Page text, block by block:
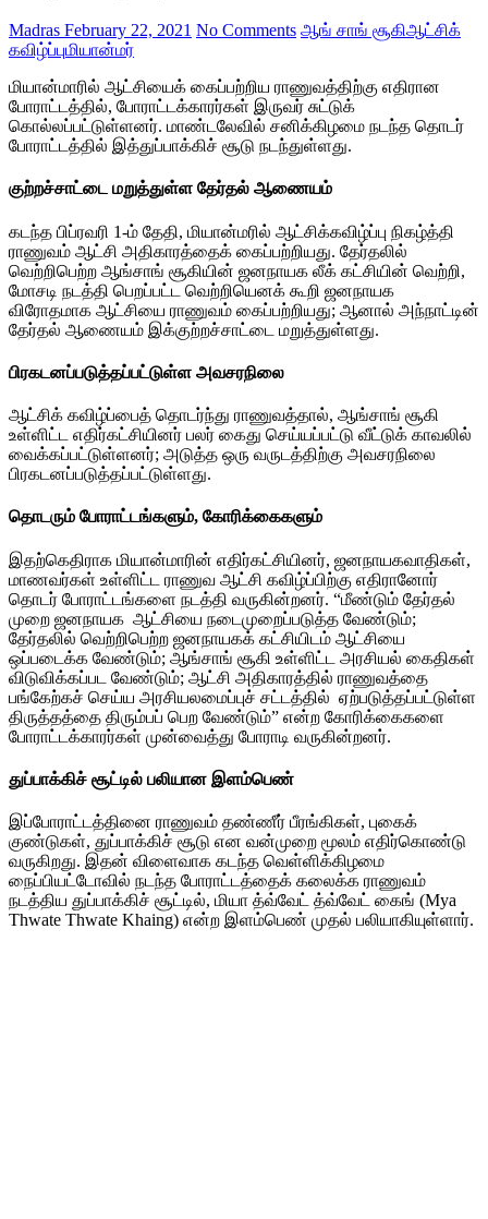
Madras February 22, 2021 No Comments ஆங் சாங் சூகிஆட்சிக்
கவிழ்ப்புமியான்மர்
மியான்மாரில் ஆட்சியைக் கைப்பற்றிய ராணுவத்திற்கு எதிரான
போராட்டத்தில், போராட்டக்காரர்கள் இருவர் சுட்டுக்
கொல்லப்பட்டுள்ளனர். மாண்டலேவில் சனிக்கிழமை நடந்த தொடர்
போராட்டத்தில் இத்துப்பாக்கிச் சூடு நடந்துள்ளது.
குற்றச்சாட்டை மறுத்துள்ள தேர்தல் ஆணையம்
கடந்த பிப்ரவரி 1-ம் தேதி, மியான்மரில் ஆட்சிக்கவிழ்ப்பு நிகழ்த்தி
ராணுவம் ஆட்சி அதிகாரத்தைக் கைப்பற்றியது. தேர்தலில்
வெற்றிபெற்ற ஆங்சாங் சூகியின் ஜனநாயக லீக் கட்சியின் வெற்றி,
மோசடி நடத்தி பெறப்பட்ட வெற்றியெனக் கூறி ஜனநாயக
விரோதமாக ஆட்சியை ராணுவம் கைப்பற்றியது; ஆனால் அந்நாட்டின்
தேர்தல் ஆணையம் இக்குற்றச்சாட்டை மறுத்துள்ளது.
பிரகடனப்படுத்தப்பட்டுள்ள அவசரநிலை
ஆட்சிக் கவிழ்ப்பைத் தொடர்ந்து ராணுவத்தால், ஆங்சாங் சூகி
உள்ளிட்ட எதிர்கட்சியினர் பலர் கைது செய்யப்பட்டு வீட்டுக் காவலில்
வைக்கப்பட்டுள்ளனர்; அடுத்த ஒரு வருடத்திற்கு அவசரநிலை
பிரகடனப்படுத்தப்பட்டுள்ளது.
தொடரும் போராட்டங்களும், கோரிக்கைகளும்
இதற்கெதிராக மியான்மாரின் எதிர்கட்சியினர், ஜனநாயகவாதிகள்,
மாணவர்கள் உள்ளிட்ட ராணுவ ஆட்சி கவிழ்ப்பிற்கு எதிரானோர்
தொடர் போராட்டங்களை நடத்தி வருகின்றனர். “மீண்டும் தேர்தல்
முறை ஜனநாயக ஆட்சியை நடைமுறைப்படுத்த வேண்டும்;
தேர்தலில் வெற்றிபெற்ற ஜனநாயகக் கட்சியிடம் ஆட்சியை
ஒப்படைக்க வேண்டும்; ஆங்சாங் சூகி உள்ளிட்ட அரசியல் கைதிகள்
விடுவிக்கப்பட வேண்டும்; ஆட்சி அதிகாரத்தில் ராணுவத்தை
பங்கேற்கச் செய்ய அரசியலமைப்புச் சட்டத்தில் ஏற்படுத்தப்பட்டுள்ள
திருத்தத்தை திரும்பப் பெற வேண்டும்” என்ற கோரிக்கைகளை
போராட்டக்காரர்கள் முன்வைத்து போராடி வருகின்றனர்.
துப்பாக்கிச் சூட்டில் பலியான இளம்பெண்
இப்போராட்டத்தினை ராணுவம் தண்ணீர் பீரங்கிகள், புகைக்
குண்டுகள், துப்பாக்கிச் சூடு என வன்முறை மூலம் எதிர்கொண்டு
வருகிறது. இதன் விளைவாக கடந்த வெள்ளிக்கிழமை
நைப்பியட்டோவில் நடந்த போராட்டத்தைக் கலைக்க ராணுவம்
நடத்திய துப்பாக்கிச் சூட்டில், மியா த்வ்வேட் த்வ்வேட் கைங் (Mya
Thwate Thwate Khaing) என்ற இளம்பெண் முதல் பலியாகியுள்ளார்.